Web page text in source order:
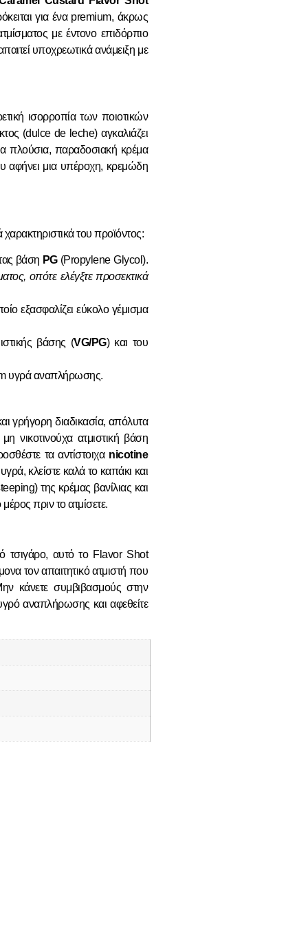
για ένα premium, άκρως
με έντονο επιδόρπιο
υποχρεωτικά ανάμειξη με
ισορροπία των ποιοτικών
(dulce de leche) αγκαλιάζει
πλούσια, παραδοσιακή κρέμα
αφήνει μια υπέροχη, κρεμώδη
του προϊόντος:
βάση PG(Propylene Glycol).
οπότε ελέγξτε προσεκτικά
εξασφαλίζει εύκολο γέμισμα
βάσης (VG/PG) και του
υγρά αναπλήρωσης.
γρήγορη διαδικασία, απόλυτα
νικοτινούχα ατμιστική βάση
τα αντίστοιχα nicotine
κλείστε καλά το καπάκι και
της κρέμας βανίλιας και
πριν το ατμίσετε.
τσιγάρο, αυτό το Flavor Shot
τον απαιτητικό ατμιστή που
κάνετε συμβιβασμούς στην
αναπλήρωσης και αφεθείτε